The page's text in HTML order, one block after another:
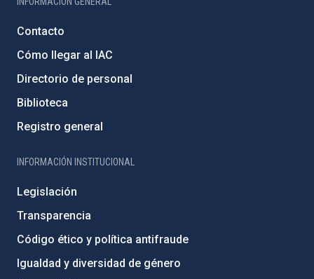
Contacto
Cómo llegar al IAC
Directorio de personal
Biblioteca
Registro general
INFORMACIÓN INSTITUCIONAL
Legislación
Transparencia
Código ético y política antifraude
Igualdad y diversidad de género